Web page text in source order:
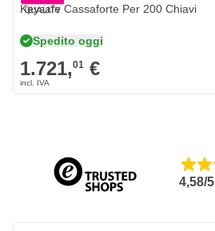
Peso 151 kg
Keysafe Cassaforte Per 200 Chiavi
Spedito oggi
1.721,01 €
4,58/5